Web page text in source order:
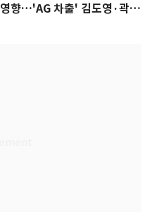
영향…'AG 차출' 김도영·곽빈